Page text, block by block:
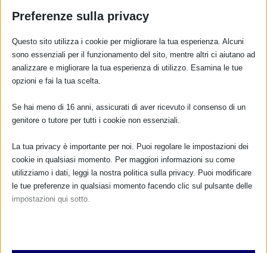
CALENDARIO EVENTI
TUTTI GLI EVENTI
Preferenze sulla privacy
Questo sito utilizza i cookie per migliorare la tua esperienza. Alcuni
sono essenziali per il funzionamento del sito, mentre altri ci aiutano ad
analizzare e migliorare la tua esperienza di utilizzo. Esamina le tue
opzioni e fai la tua scelta.
Se hai meno di 16 anni, assicurati di aver ricevuto il consenso di un
genitore o tutore per tutti i cookie non essenziali.
La tua privacy è importante per noi. Puoi regolare le impostazioni dei
cookie in qualsiasi momento. Per maggiori informazioni su come
utilizziamo i dati, leggi la nostra politica sulla privacy. Puoi modificare
le tue preferenze in qualsiasi momento facendo clic sul pulsante delle
impostazioni qui sotto.